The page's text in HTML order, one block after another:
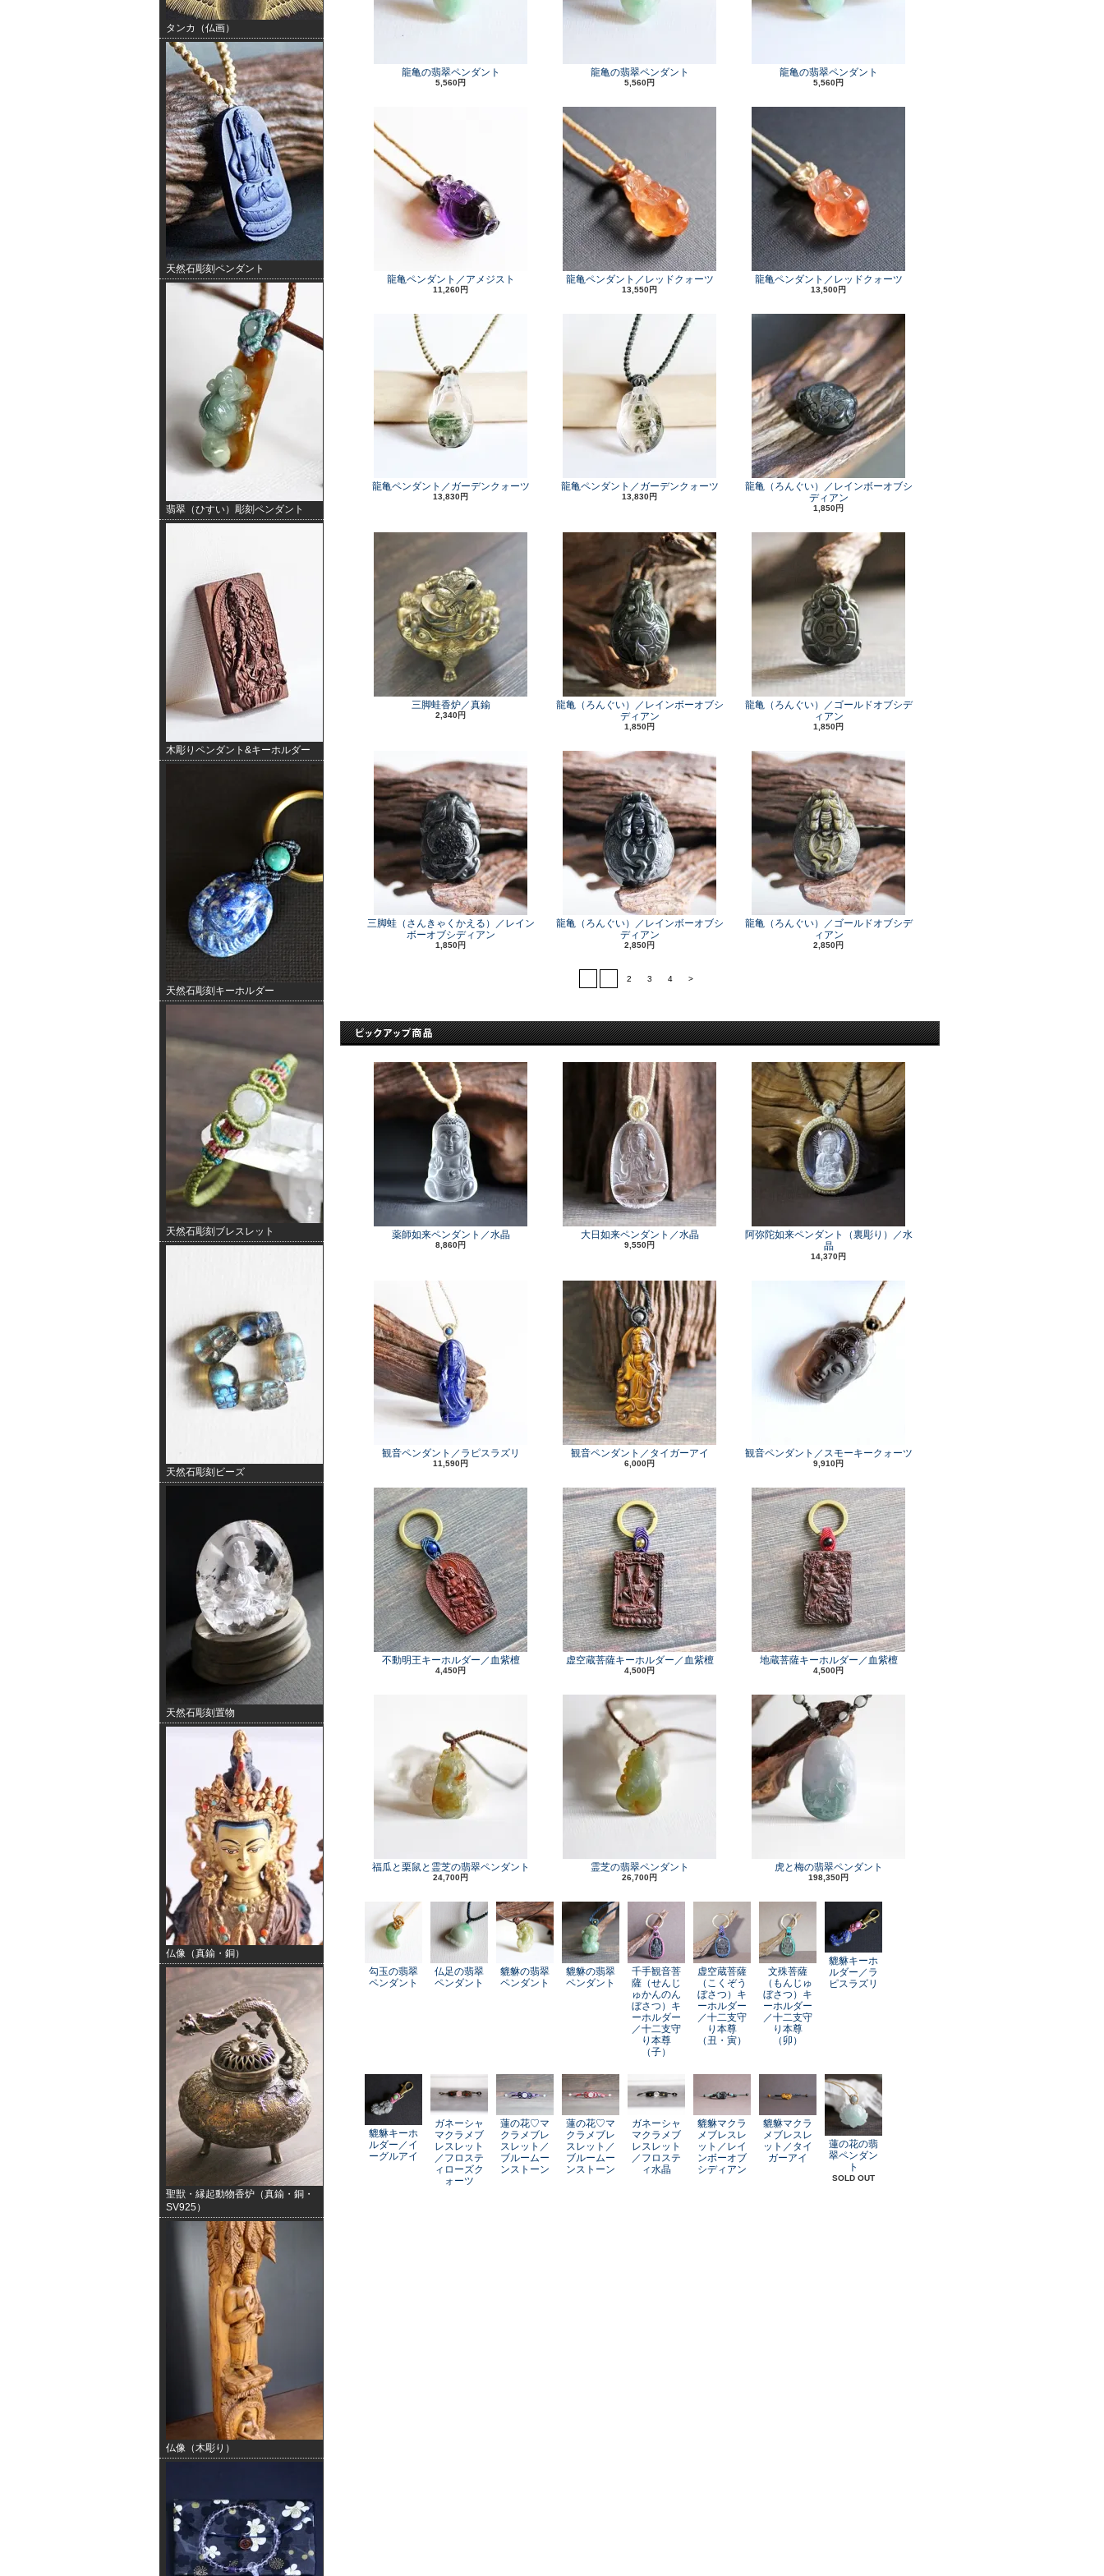
タンカ（仏画）
天然石彫刻ペンダント
翡翠（ひすい）彫刻ペンダント
木彫りペンダント&キーホルダー
天然石彫刻キーホルダー
天然石彫刻ブレスレット
天然石彫刻ビーズ
天然石彫刻置物
仏像（真鍮・銅）
聖獣・縁起動物香炉（真鍮・銅・
SV925）
仏像（木彫り）
龍亀の翡翠ペンダント
5,560円
龍亀の翡翠ペンダント
5,560円
龍亀の翡翠ペンダント
5,560円
龍亀ペンダント／アメジスト
11,260円
龍亀ペンダント／レッドクォーツ
13,550円
龍亀ペンダント／レッドクォーツ
13,500円
龍亀ペンダント／ガーデンクォーツ
13,830円
龍亀ペンダント／ガーデンクォーツ
13,830円
龍亀（ろんぐい）／レインボーオブシ
ディアン
1,850円
三脚蛙香炉／真鍮
2,340円
龍亀（ろんぐい）／レインボーオブシ
ディアン
1,850円
龍亀（ろんぐい）／ゴールドオブシデ
ィアン
1,850円
三脚蛙（さんきゃくかえる）／レイン
ボーオブシディアン
1,850円
龍亀（ろんぐい）／レインボーオブシ
ディアン
2,850円
龍亀（ろんぐい）／ゴールドオブシデ
ィアン
2,850円
2 3 4 >
薬師如来ペンダント／水晶
8,860円
大日如来ペンダント／水晶
9,550円
阿弥陀如来ペンダント（裏彫り）／水
晶
14,370円
観音ペンダント／ラピスラズリ
11,590円
観音ペンダント／タイガーアイ
6,000円
観音ペンダント／スモーキークォーツ
9,910円
不動明王キーホルダー／血紫檀
4,450円
虚空蔵菩薩キーホルダー／血紫檀
4,500円
地蔵菩薩キーホルダー／血紫檀
4,500円
福瓜と栗鼠と霊芝の翡翠ペンダント
24,700円
霊芝の翡翠ペンダント
26,700円
虎と梅の翡翠ペンダント
198,350円
勾玉の翡翠
ペンダント
仏足の翡翠
ペンダント
貔貅の翡翠
ペンダント
貔貅の翡翠
ペンダント
千手観音菩
薩（せんじ
ゅかんのん
ぼさつ）キ
ーホルダー
／十二支守
り本尊
（子）
虚空蔵菩薩
（こくぞう
ぼさつ）キ
ーホルダー
／十二支守
り本尊
（丑・寅）
文殊菩薩
（もんじゅ
ぼさつ）キ
ーホルダー
／十二支守
り本尊
（卯）
貔貅キーホ
ルダー／ラ
ピスラズリ
貔貅キーホ
ルダー／イ
ーグルアイ
ガネーシャ
マクラメブ
レスレット
／フロステ
ィローズク
ォーツ
蓮の花♡マ
クラメブレ
スレット／
ブルームー
ンストーン
蓮の花♡マ
クラメブレ
スレット／
ブルームー
ンストーン
ガネーシャ
マクラメブ
レスレット
／フロステ
ィ水晶
貔貅マクラ
メブレスレ
ット／レイ
ンボーオブ
シディアン
貔貅マクラ
メブレスレ
ット／タイ
ガーアイ
蓮の花の翡
翠ペンダン
ト
SOLD OUT